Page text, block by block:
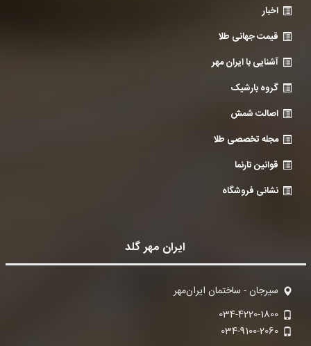
اخبار
قیمت جهانی طلا
آشنایی با ایران مهر
گروه بارشیک
اصالت شمش
مجله تخصصی طلا
قوانین تارنما
نشانی فروشگاه
ایران مهر گلد
سیرجان - ساختمان ایران‌مهر
034-4220-1800
034-9100-2060